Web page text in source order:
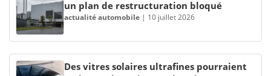
un plan de restructuration bloqué
actualité automobile | 10 juillet 2026
Des vitres solaires ultrafines pourraient